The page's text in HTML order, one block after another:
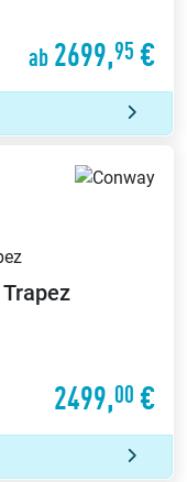
ab 2699,95 €
2499,00 €